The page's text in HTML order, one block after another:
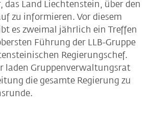
das Land Liechtenstein, über den
zu informieren. Vor diesem
es zweimal jährlich ein Treffen
Führung der LLB-Gruppe
Regierungschef.
laden Gruppenverwaltungsrat
die gesamte Regierung zu